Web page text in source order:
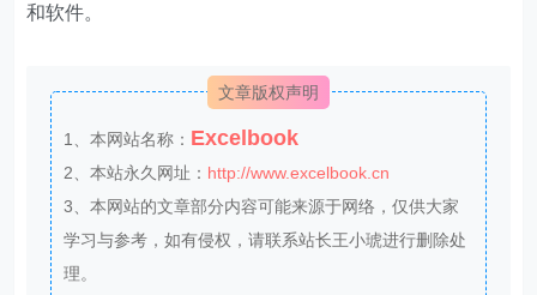
和软件。
文章版权声明
1、本网站名称： Excelbook
2、本站永久网址： http://www.excelbook.cn
3、本网站的文章部分内容可能来源于网络，仅供大家
学习与参考，如有侵权，请联系站长王小琥进行删除处
理。